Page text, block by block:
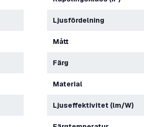
Ljusfördelning
Mått
Färg
Material
Ljuseffektivitet (lm/W)